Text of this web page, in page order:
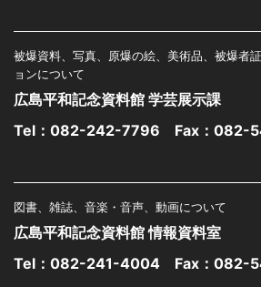
被爆資料、写真、原爆の絵、美術品、被爆者
ョンについて
広島平和記念資料館 学芸展示課
Tel： 082-242-7796 Fax：082-
図書、雑誌、音楽・音声、動画について
広島平和記念資料館 情報資料室
Tel： 082-241-4004 Fax：082-